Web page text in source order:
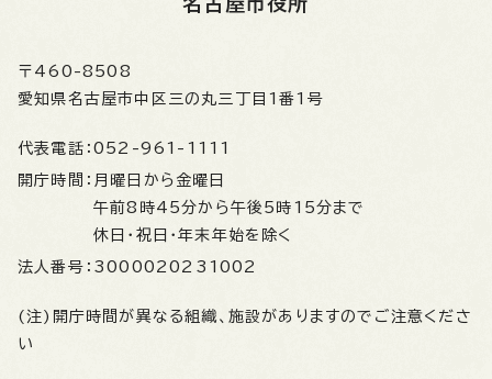
〒460-8508
愛知県名古屋市中区三の丸三丁目1番1号
代表電話： 052-961-1111
開庁時間： 月曜日から金曜日
午前8時45分から午後5時15分まで
休日・祝日・年末年始を除く
法人番号： 3000020231002
(注)開庁時間が異なる組織、施設がありますのでご注意くださ
い